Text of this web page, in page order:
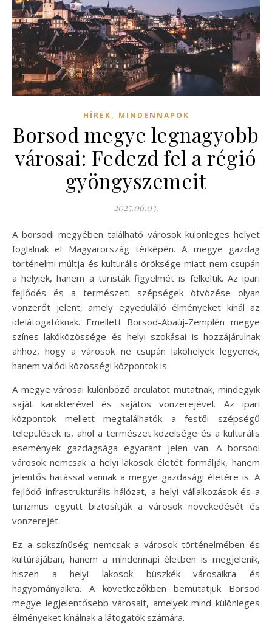
HÍREK, MINDENNAPOK
Borsod megye legnagyobb
városai: Fedezd fel a régió
gyöngyszemeit
2025.06.03.
A borsodi megyében található városok különleges helyet
foglalnak el Magyarország térképén. A megye gazdag
történelmi múltja és kulturális öröksége miatt nem csupán
a helyiek, hanem a turisták figyelmét is felkeltik. Az ipari
fejlődés és a természeti szépségek ötvözése olyan
vonzerőt jelent, amely egyedülálló élményeket kínál az
idelátogatóknak. Emellett Borsod-Abaúj-Zemplén megye
színes lakóközössége és helyi szokásai is hozzájárulnak
ahhoz, hogy a városok ne csupán lakóhelyek legyenek,
hanem valódi közösségi központok is.
A megye városai különböző arculatot mutatnak, mindegyik
saját karakterével és sajátos vonzerejével. Az ipari
központok mellett megtalálhatók a festői szépségű
települések is, ahol a természet közelsége és a kulturális
események gazdagsága egyaránt jelen van. A borsodi
városok nemcsak a helyi lakosok életét formálják, hanem
jelentős hatással vannak a megye gazdasági életére is. A
fejlődő infrastrukturális hálózat, a helyi vállalkozások és a
turizmus együtt biztosítják a városok növekedését és
vonzerejét.
Ez a sokszínűség nemcsak a városok történelmében és
kultúrájában, hanem a mindennapi életben is megjelenik,
hiszen a helyi lakosok büszkék városaikra és
hagyományaikra. A következőkben bemutatjuk Borsod
megye legjelentősebb városait, amelyek mind különleges
élményeket kínálnak a látogatók számára.